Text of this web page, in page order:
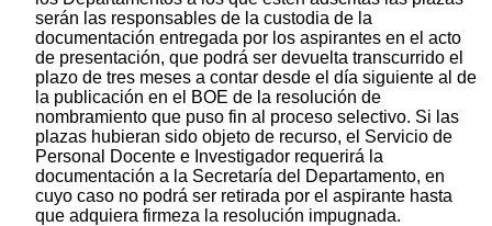
serán las responsables de la custodia de la
documentación entregada por los aspirantes en el acto
de presentación, que podrá ser devuelta transcurrido el
plazo de tres meses a contar desde el día siguiente al de
la publicación en el BOE de la resolución de
nombramiento que puso fin al proceso selectivo. Si las
plazas hubieran sido objeto de recurso, el Servicio de
Personal Docente e Investigador requerirá la
documentación a la Secretaría del Departamento, en
cuyo caso no podrá ser retirada por el aspirante hasta
que adquiera firmeza la resolución impugnada.